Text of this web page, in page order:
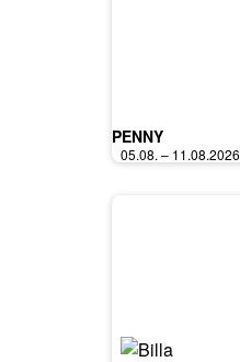
PENNY
05.08. – 11.08.2026